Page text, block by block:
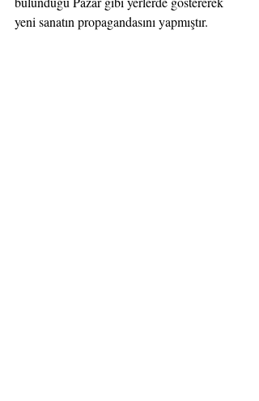
yeni sanatın propagandasını yapmıştır.